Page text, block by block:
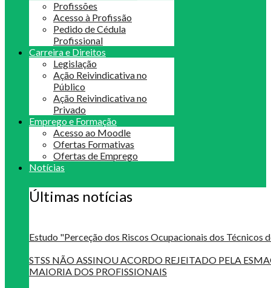
Profissões
Acesso à Profissão
Pedido de Cédula
Profissional
Carreira e Direitos
Legislação
Ação Reivindicativa no
Público
Ação Reivindicativa no
Privado
Emprego e Formação
Acesso ao Moodle
Ofertas Formativas
Ofertas de Emprego
Notícias
Últimas notícias
Estudo "Perceção dos Riscos Ocupacionais dos Técnicos
STSS NÃO ASSINOU ACORDO REJEITADO PELA
MAIORIA DOS PROFISSIONAIS